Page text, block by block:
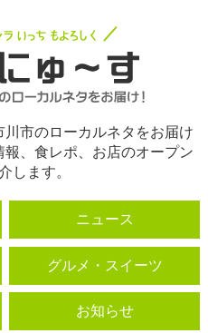
川市のローカルネタをお届け
、食レポ、お店のオープン
します。
ニュース
グルメ・スイーツ
お知らせ